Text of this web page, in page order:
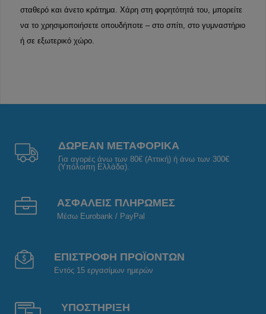
σταθερό και άνετο κράτημα. Χάρη στη φορητότητά του, μπορείτε
να το χρησιμοποιήσετε οπουδήποτε – στο σπίτι, στο γυμναστήριο
ή σε εξωτερικό χώρο.
ΔΩΡΕΑΝ ΜΕΤΑΦΟΡΙΚΑ
Για αγορές άνω των 80€ (Αττική) ή άνω των 300€
(Υπόλοιπη Ελλάδα).
ΑΣΦΑΛΕΙΣ ΠΛΗΡΩΜΕΣ
Μέσω Eurobank / PayPal
ΕΠΙΣΤΡΟΦΗ ΠΡΟΪΟΝΤΩΝ
Εντός 15 εργασίμων ημερών
ΥΠΟΣΤΗΡΙΞΗ